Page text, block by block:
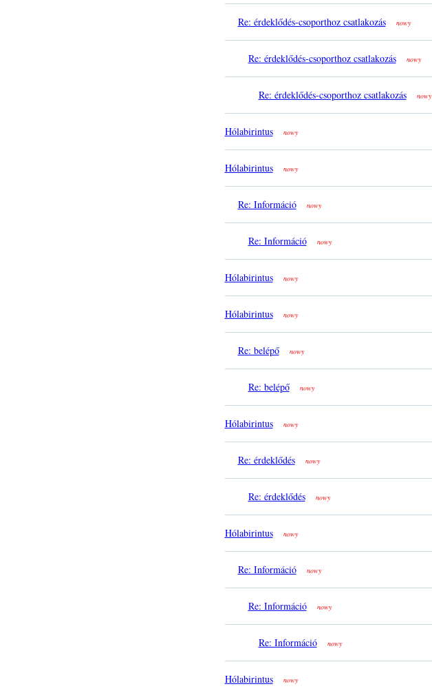
Re: érdeklődés-csoporthoz csatlakozás nowy
Re: érdeklődés-csoporthoz csatlakozás nowy
Re: érdeklődés-csoporthoz csatlakozás nowy
Hólabirintus nowy
Hólabirintus nowy
Re: Információ nowy
Re: Információ nowy
Hólabirintus nowy
Hólabirintus nowy
Re: belépő nowy
Re: belépő nowy
Hólabirintus nowy
Re: érdeklődés nowy
Re: érdeklődés nowy
Hólabirintus nowy
Re: Információ nowy
Re: Információ nowy
Re: Információ nowy
Hólabirintus nowy